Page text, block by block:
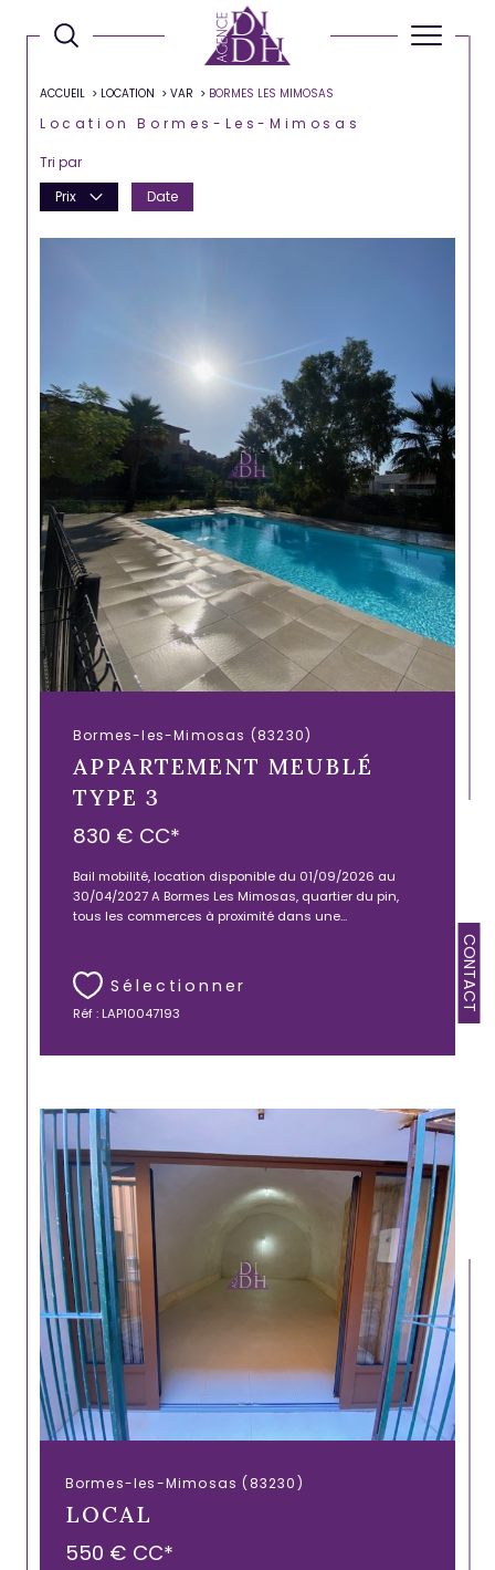
CONTACT
ACCUEIL LOCATION VAR BORMES LES MIMOSAS
Location Bormes-Les-Mimosas
Tri par
Prix
Date
Bormes-les-Mimosas (83230)
APPARTEMENT MEUBLÉ
TYPE 3
830 € CC*
Bail mobilité, location disponible du 01/09/2026 au
30/04/2027 A Bormes Les Mimosas, quartier du pin,
tous les commerces à proximité dans une...
Sélectionner
Réf : LAP10047193
Bormes-les-Mimosas (83230)
LOCAL
550 € CC*